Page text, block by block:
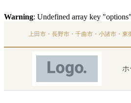
Warning: Undefined array key
上田市・長野市・千曲市・小諸市・
ホ